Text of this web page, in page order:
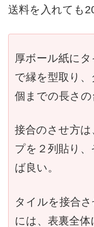
送料を入れても
厚ボール紙に
で縁を型取り
個までの長さの
接合のさせ方
プを２列貼り
ば良い。
タイルを接合
には、表裏全